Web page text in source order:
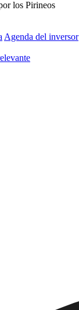
Agenda del inversor